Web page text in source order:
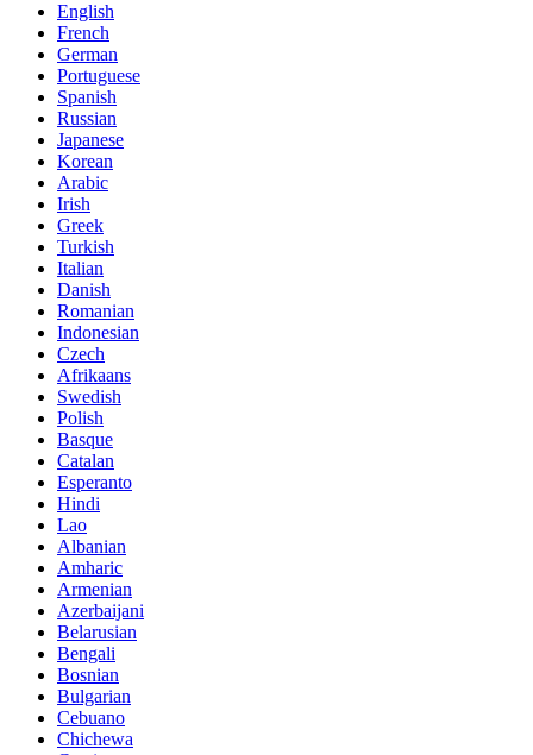
English
French
German
Portuguese
Spanish
Russian
Japanese
Korean
Arabic
Irish
Greek
Turkish
Italian
Danish
Romanian
Indonesian
Czech
Afrikaans
Swedish
Polish
Basque
Catalan
Esperanto
Hindi
Lao
Albanian
Amharic
Armenian
Azerbaijani
Belarusian
Bengali
Bosnian
Bulgarian
Cebuano
Chichewa